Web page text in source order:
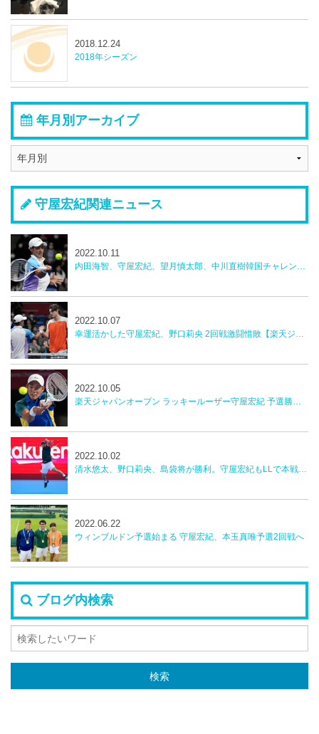
2018年シーズン
2018.12.24
年月別アーカイブ
守屋宏紀関連ニュース
内田海智、守屋宏紀、望月慎太郎、中川直樹韓国チャレンジャー
2022.10.11
幸運活かした守屋宏紀、野口莉央 2回戦激闘惜敗【楽天ジャパンオープン】
2022.10.07
楽天ジャパンオープン ラッキールーザー守屋宏紀 予選勝者野口莉央 勝利 2回戦へ
2022.10.05
清水悠太、野口莉央、島袋将が勝利。守屋宏紀もLLで本戦へ！【楽天ジャパンオープンテニス】
2022.10.02
ウィンブルドン予選始まる 守屋宏紀、本玉真唯予選2回戦へ
2022.06.22
ブログ内検索